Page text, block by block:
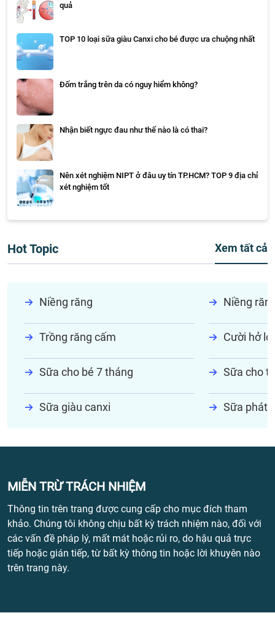
quả
TOP 10 loại sữa giàu Canxi cho bé được ưa chuộng nhất
Đốm trắng trên da có nguy hiểm không?
Nhận biết ngực đau như thế nào là có thai?
Nên xét nghiệm NIPT ở đâu uy tín TP.HCM? TOP 9 địa chỉ
xét nghiệm tốt
Hot Topic Xem tất cả
Niềng răng Niềng
Trồng răng cấm Cười hở lợi
Sữa cho bé 7 tháng Sữa cho
Sữa giàu canxi Sữa phát
MIỄN TRỪ TRÁCH NHIỆM
Thông tin trên trang được cung cấp cho mục đích tham
khảo. Chúng tôi không chịu bất kỳ trách nhiệm nào, đối với
các vấn đề pháp lý, mất mát hoặc rủi ro, do hậu quả trực
tiếp hoặc gián tiếp, từ bất kỳ thông tin hoặc lời khuyên nào
trên trang này.